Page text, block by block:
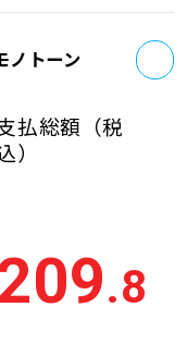
ノトーン
払総額 （税
）
.8